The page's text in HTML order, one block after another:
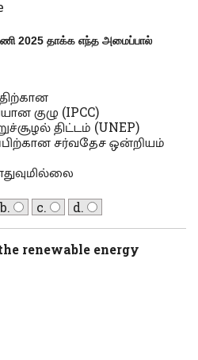
2025 தாக்க எந்த அமைப்பால்
குழு (IPCC)
திட்டம் (UNEP)
சர்வதேச ஒன்றியம்
b. c. d.
renewable energy